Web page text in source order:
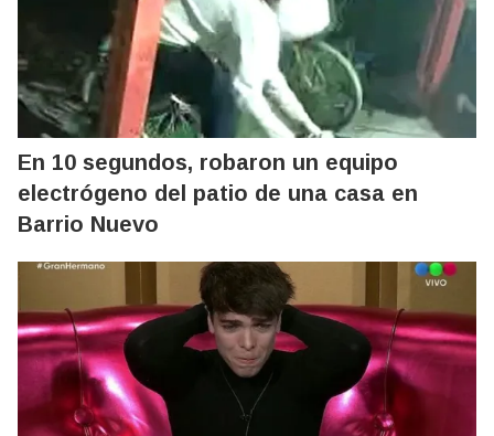
En 10 segundos, robaron un equipo
electrógeno del patio de una casa en
Barrio Nuevo